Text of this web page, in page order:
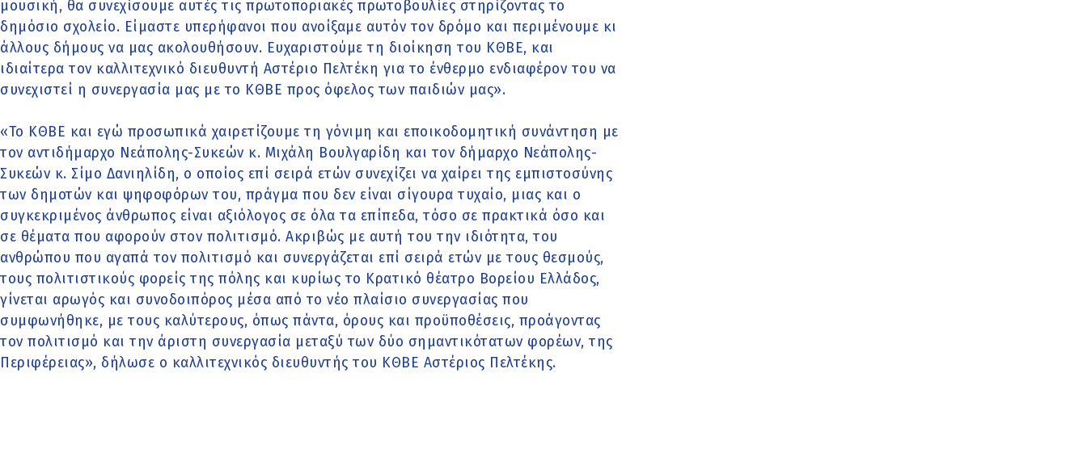
μουσική, θα συνεχίσουμε αυτές τις πρωτοποριακές πρωτοβουλίες στηρίζοντας το
δημόσιο σχολείο. Είμαστε υπερήφανοι που ανοίξαμε αυτόν τον δρόμο και περιμένουμε κι
άλλους δήμους να μας ακολουθήσουν. Ευχαριστούμε τη διοίκηση του ΚΘΒΕ, και
ιδιαίτερα τον καλλιτεχνικό διευθυντή Αστέριο Πελτέκη για το ένθερμο ενδιαφέρον του να
συνεχιστεί η συνεργασία μας με το ΚΘΒΕ προς όφελος των παιδιών μας».
«Το ΚΘΒΕ και εγώ προσωπικά χαιρετίζουμε τη γόνιμη και εποικοδομητική συνάντηση με
τον αντιδήμαρχο Νεάπολης-Συκεών κ. Μιχάλη Βουλγαρίδη και τον δήμαρχο Νεάπολης-
Συκεών κ. Σίμο Δανιηλίδη, ο οποίος επί σειρά ετών συνεχίζει να χαίρει της εμπιστοσύνης
των δημοτών και ψηφοφόρων του, πράγμα που δεν είναι σίγουρα τυχαίο, μιας και ο
συγκεκριμένος άνθρωπος είναι αξιόλογος σε όλα τα επίπεδα, τόσο σε πρακτικά όσο και
σε θέματα που αφορούν στον πολιτισμό. Ακριβώς με αυτή του την ιδιότητα, του
ανθρώπου που αγαπά τον πολιτισμό και συνεργάζεται επί σειρά ετών με τους θεσμούς,
τους πολιτιστικούς φορείς της πόλης και κυρίως το Κρατικό θέατρο Βορείου Ελλάδος,
γίνεται αρωγός και συνοδοιπόρος μέσα από το νέο πλαίσιο συνεργασίας που
συμφωνήθηκε, με τους καλύτερους, όπως πάντα, όρους και προϋποθέσεις, προάγοντας
τον πολιτισμό και την άριστη συνεργασία μεταξύ των δύο σημαντικότατων φορέων, της
Περιφέρειας», δήλωσε ο καλλιτεχνικός διευθυντής του ΚΘΒΕ Αστέριος Πελτέκης.